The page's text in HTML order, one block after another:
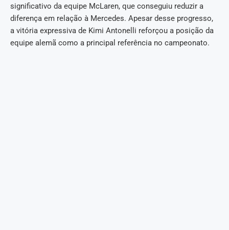
significativo da equipe McLaren, que conseguiu reduzir a
diferença em relação à Mercedes. Apesar desse progresso,
a vitória expressiva de Kimi Antonelli reforçou a posição da
equipe alemã como a principal referência no campeonato.